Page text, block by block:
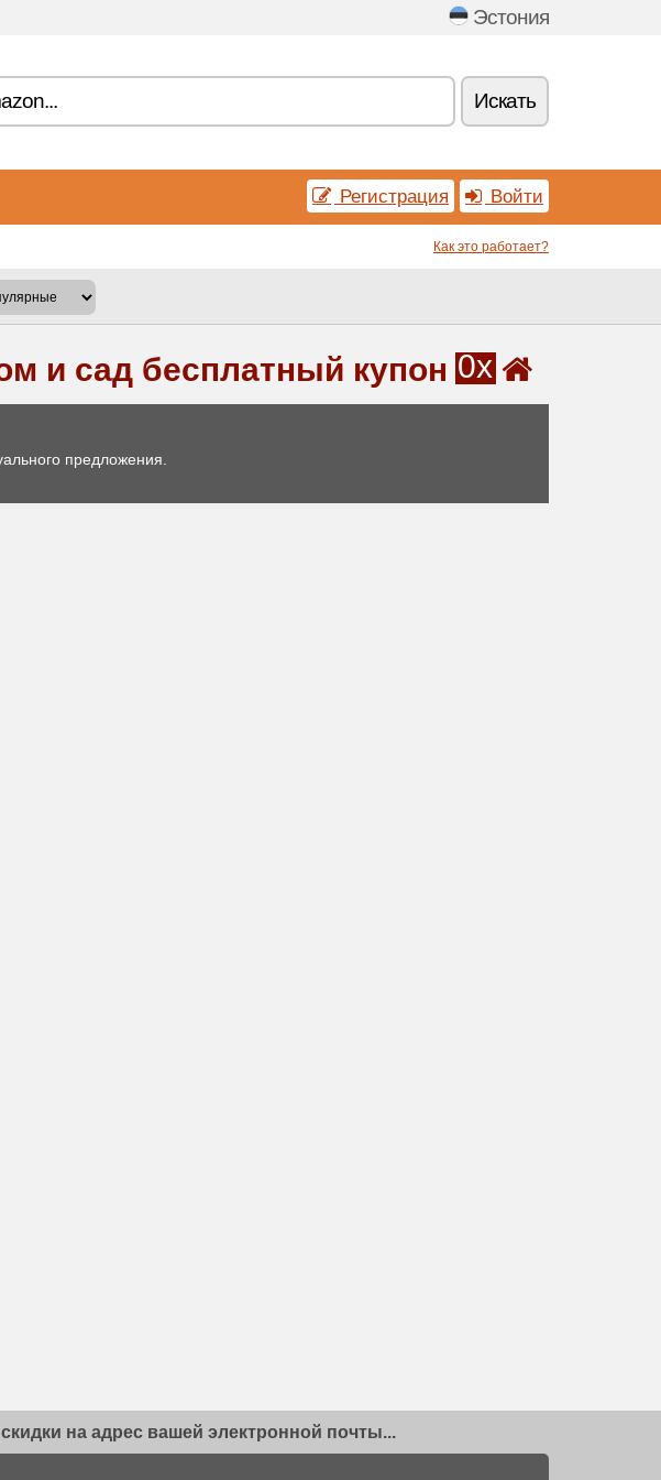
Эстония
Искать
Регистрация Войти
Как это работает?
и сад бесплатный купон 0x
предложения.
на адрес вашей электронной почты...